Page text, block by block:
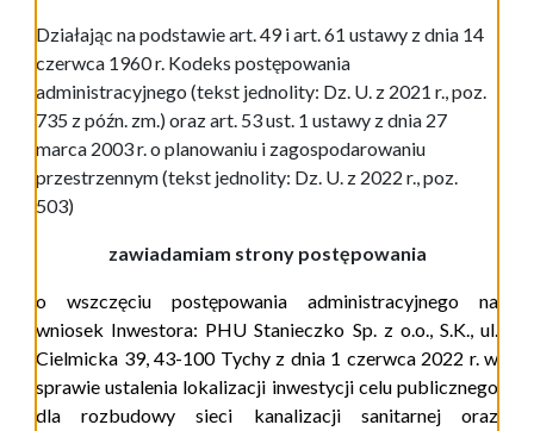
Działając na podstawie art. 49 i art. 61 ustawy z dnia 14
czerwca 1960 r. Kodeks postępowania
administracyjnego (tekst jednolity: Dz. U. z 2021 r., poz.
735 z późn. zm.) oraz art. 53 ust. 1 ustawy z dnia 27
marca 2003 r. o planowaniu i zagospodarowaniu
przestrzennym (tekst jednolity: Dz. U. z 2022 r., poz.
503)
zawiadamiam strony postępowania
o wszczęciu postępowania administracyjnego na
wniosek Inwestora: PHU Stanieczko Sp. z o.o., S.K., ul.
Cielmicka 39, 43-100 Tychy z dnia 1 czerwca 2022 r. w
sprawie ustalenia lokalizacji inwestycji celu publicznego
dla rozbudowy sieci kanalizacji sanitarnej oraz